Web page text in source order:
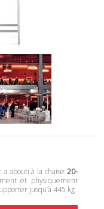
abouti à la chaise 20-
et physiquement
jusqu’à 445 kg.